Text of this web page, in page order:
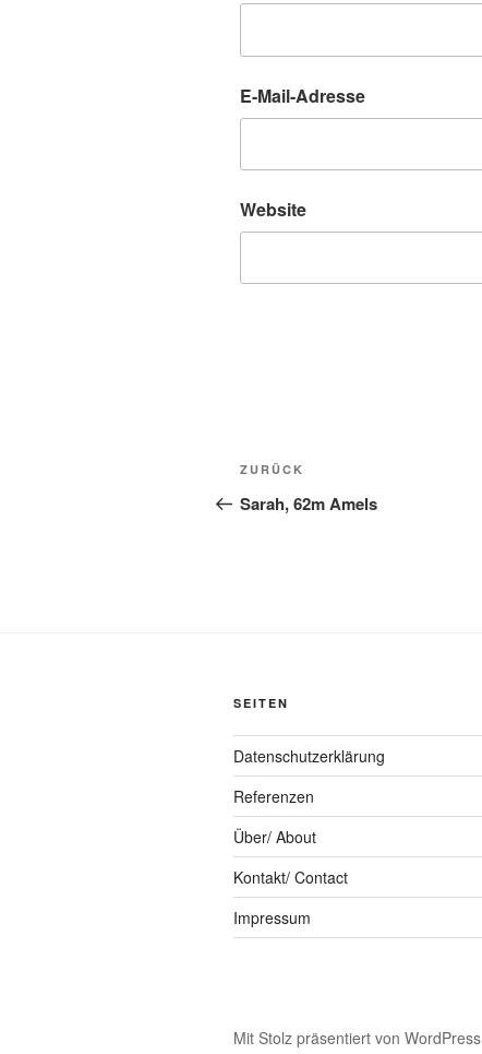
E-Mail-Adresse
Website
Beitragsnavigation
Vorheriger
Beitrag
ZURÜCK
Sarah, 62m Amels
SEITEN
Datenschutzerklärung
Referenzen
Über/ About
Kontakt/ Contact
Impressum
Mit Stolz präsentiert von WordPress